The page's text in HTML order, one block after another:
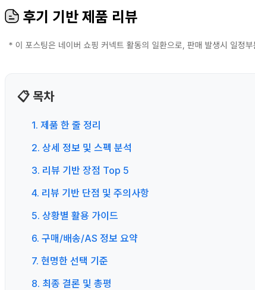
후기 기반 제품 리뷰
📋 목차
1. 제품 한 줄 정리
2. 상세 정보 및 스펙 분석
3. 리뷰 기반 장점 Top 5
4. 리뷰 기반 단점 및 주의사항
5. 상황별 활용 가이드
6. 구매/배송/AS 정보 요약
7. 현명한 선택 기준
8. 최종 결론 및 총평